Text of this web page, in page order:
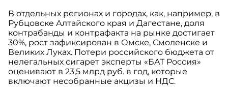
В отдельных регионах и городах, как, например, в
Рубцовске Алтайского края и Дагестане, доля
контрабанды и контрафакта на рынке достигает
30%, рост зафиксирован в Омске, Смоленске и
Великих Луках. Потери российского бюджета от
нелегальных сигарет эксперты «БАТ Россия»
оценивают в 23,5 млрд руб. в год, которые
включают несобранные акцизы и НДС.